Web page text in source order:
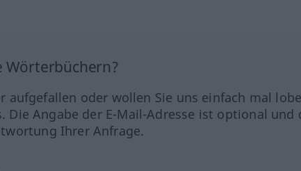
Wörterbüchern?
aufgefallen oder wollen Sie uns einfach mal
Die Angabe der E-Mail-Adresse ist optional und
Ihrer Anfrage.